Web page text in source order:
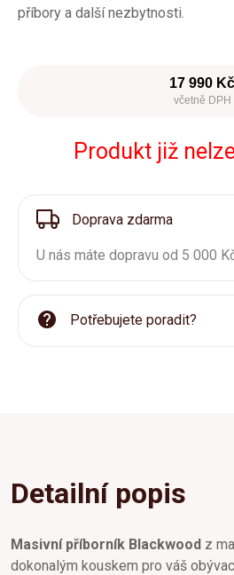
příbory a další nezbytnosti.
17 990 Kč
včetně DPH
Produkt již
Doprava zdarma
U nás máte dopravu od 5 000
Potřebujete poradit?
Detailní popis
Masivní příborník Blackwood z
dokonalým kouskem pro váš